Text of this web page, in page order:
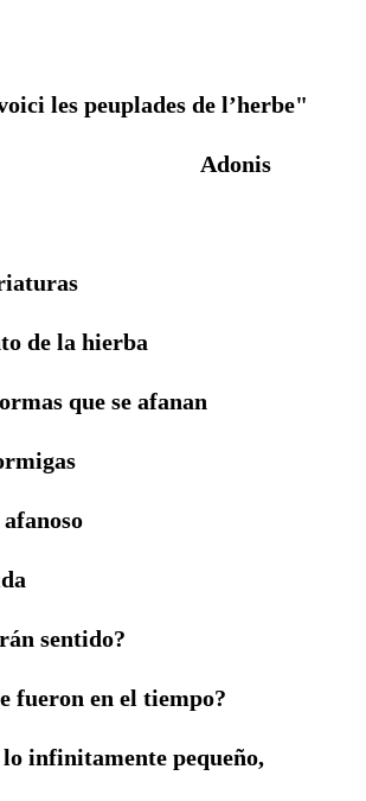
les peuplades de l’herbe"
de la hierba
que se afanan
sentido?
fueron en el tiempo?
lo infinitamente pequeño,